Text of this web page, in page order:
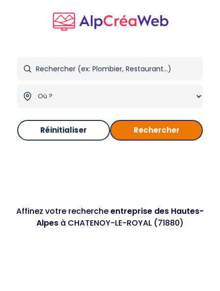
Réinitialiser Rechercher
Affinez votre rechercheentreprise des Hautes-
Alpes à CHATENOY-LE-ROYAL (71880)